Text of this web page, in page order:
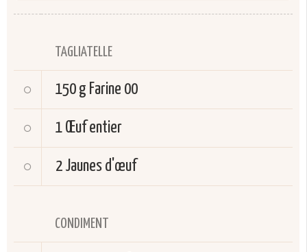
TAGLIATELLE
150 g Farine 00
1 Œuf entier
2 Jaunes d'œuf
CONDIMENT